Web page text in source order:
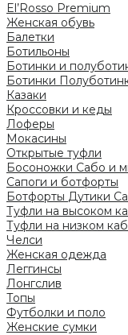
El’Rosso Premium
Женская обувь
Балетки
Ботильоны
Ботинки и
Ботинки
Казаки
Кроссовки и кеды
Лоферы
Мокасины
Открытые туфли
Босоножки Сабо и
Сапоги и ботфорты
Ботфорты Дутики
Туфли на высоком
Туфли на низком
Челси
Женская одежда
Леггинсы
Лонгслив
Топы
Футболки и поло
Женские сумки